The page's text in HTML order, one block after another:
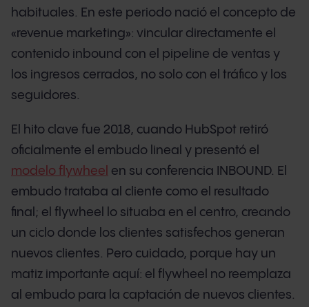
habituales. En este periodo nació el concepto de
«revenue marketing»: vincular directamente el
contenido inbound con el pipeline de ventas y
los ingresos cerrados, no solo con el tráfico y los
seguidores.
El hito clave fue 2018, cuando HubSpot retiró
oficialmente el embudo lineal y presentó el
modelo flywheel en su conferencia INBOUND. El
embudo trataba al cliente como el resultado
final; el flywheel lo situaba en el centro, creando
un ciclo donde los clientes satisfechos generan
nuevos clientes. Pero cuidado, porque hay un
matiz importante aquí: el flywheel no reemplaza
al embudo para la captación de nuevos clientes.